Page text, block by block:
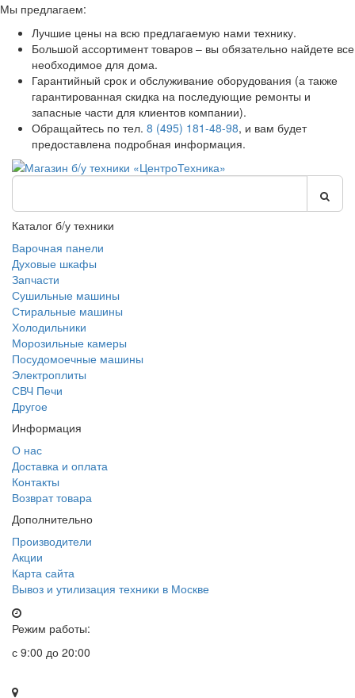
Мы предлагаем:
Лучшие цены на всю предлагаемую нами технику.
Большой ассортимент товаров – вы обязательно найдете все
необходимое для дома.
Гарантийный срок и обслуживание оборудования (а также
гарантированная скидка на последующие ремонты и
запасные части для клиентов компании).
Обращайтесь по тел. 8 (495) 181-48-98, и вам будет
предоставлена подробная информация.
Каталог б/у техники
Варочная панели
Духовые шкафы
Запчасти
Сушильные машины
Стиральные машины
Холодильники
Морозильные камеры
Посудомоечные машины
Электроплиты
СВЧ Печи
Другое
Информация
О нас
Доставка и оплата
Контакты
Возврат товара
Дополнительно
Производители
Акции
Карта сайта
Вывоз и утилизация техники в Москве
Режим работы:
с 9:00 до 20:00